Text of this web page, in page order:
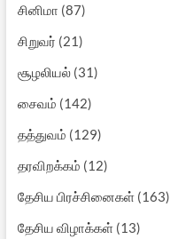
சினிமா (87)
சிறுவர் (21)
சூழலியல்(31)
சைவம் (142)
தத்துவம் (129)
தரவிறக்கம் (12)
தேசிய பிரச்சினைகள்(163)
தேசிய விழாக்கள்(13)